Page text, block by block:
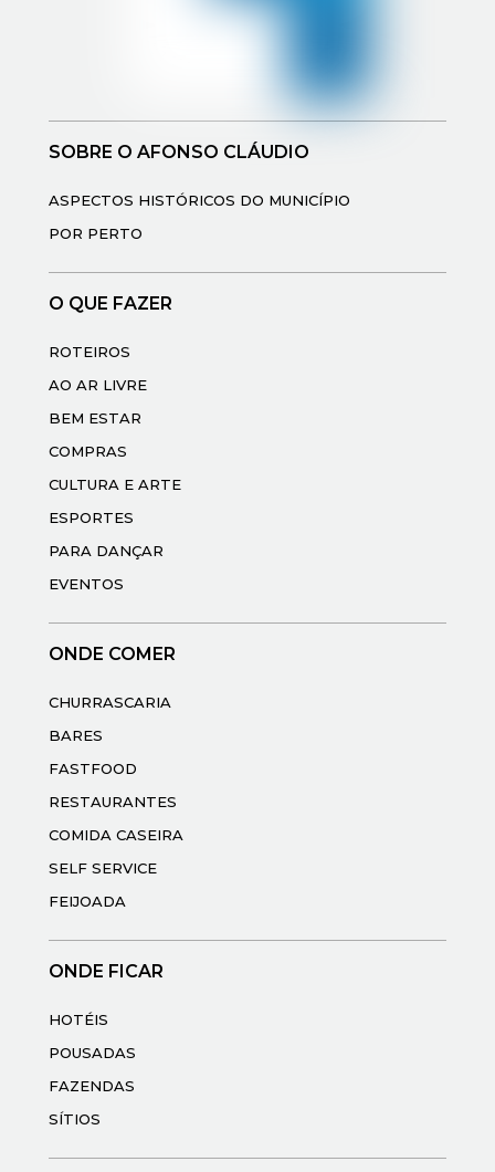
SOBRE O AFONSO CLÁUDIO
ASPECTOS HISTÓRICOS DO MUNICÍPIO
POR PERTO
O QUE FAZER
ROTEIROS
AO AR LIVRE
BEM ESTAR
COMPRAS
CULTURA E ARTE
ESPORTES
PARA DANÇAR
EVENTOS
ONDE COMER
CHURRASCARIA
BARES
FASTFOOD
RESTAURANTES
COMIDA CASEIRA
SELF SERVICE
FEIJOADA
ONDE FICAR
HOTÉIS
POUSADAS
FAZENDAS
SÍTIOS